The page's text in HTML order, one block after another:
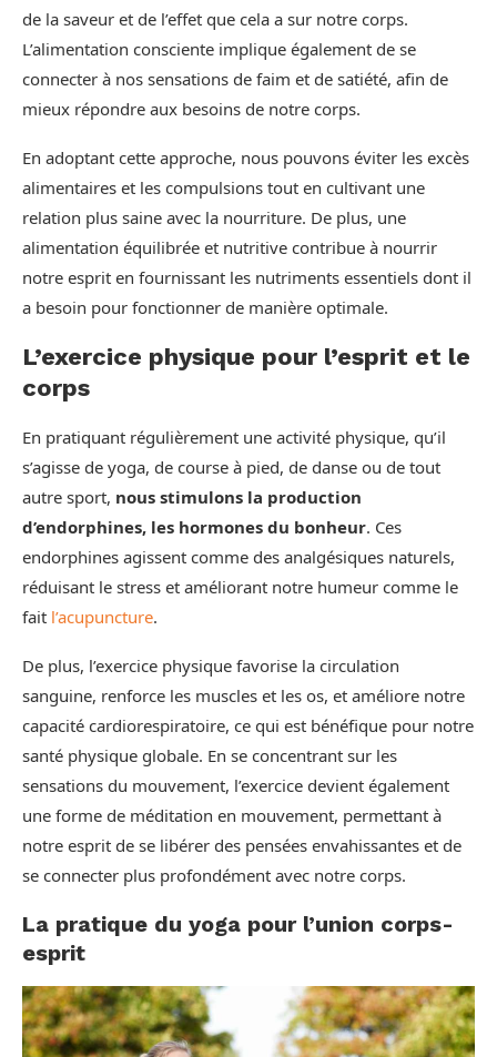
de la saveur et de l’effet que cela a sur notre corps.
L’alimentation consciente implique également de se
connecter à nos sensations de faim et de satiété, afin de
mieux répondre aux besoins de notre corps.
En adoptant cette approche, nous pouvons éviter les excès
alimentaires et les compulsions tout en cultivant une
relation plus saine avec la nourriture. De plus, une
alimentation équilibrée et nutritive contribue à nourrir
notre esprit en fournissant les nutriments essentiels dont il
a besoin pour fonctionner de manière optimale.
L’exercice physique pour l’esprit et le
corps
En pratiquant régulièrement une activité physique, qu’il
s’agisse de yoga, de course à pied, de danse ou de tout
autre sport, nous stimulons la production
d’endorphines, les hormones du bonheur. Ces
endorphines agissent comme des analgésiques naturels,
réduisant le stress et améliorant notre humeur comme le
fait l’acupuncture.
De plus, l’exercice physique favorise la circulation
sanguine, renforce les muscles et les os, et améliore notre
capacité cardiorespiratoire, ce qui est bénéfique pour notre
santé physique globale. En se concentrant sur les
sensations du mouvement, l’exercice devient également
une forme de méditation en mouvement, permettant à
notre esprit de se libérer des pensées envahissantes et de
se connecter plus profondément avec notre corps.
La pratique du yoga pour l’union corps-
esprit